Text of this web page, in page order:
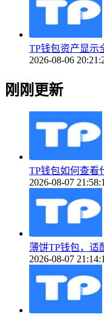
TP钱包资产显示
2026-08-06
刚刚更新
TP钱包如何查看
2026-08-07
薄饼TP钱包，适
2026-08-07